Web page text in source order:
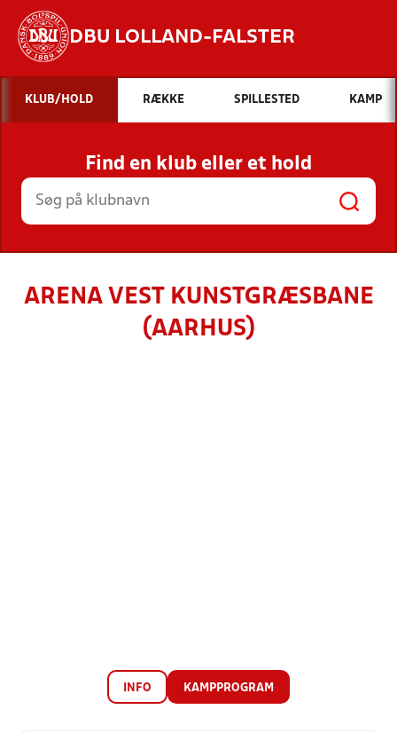
DBU LOLLAND-FALSTER
Hvad vil du søge efter?
INDHOLD OG NYHEDER
STILLINGER, RESULTATER, KLUBBER OG
HOLD
KLUB/HOLD RÆKKE SPILLESTED KAMP
Find en klub eller et hold
ARENA VEST KUNSTGRÆSBANE
(AARHUS)
INFO KAMPPROGRAM